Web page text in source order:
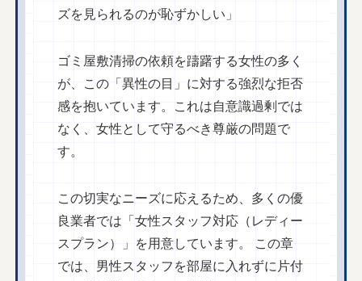
ズを見られるのが恥ずかしい」
ゴミ屋敷清掃の依頼を躊躇する女性の多く
が、この「異性の目」に対する強烈な拒否
感を抱いています。これは自意識過剰では
なく、女性として守るべき尊厳の問題で
す。
この切実なニーズに応えるため、多くの優
良業者では「女性スタッフ対応（レディー
スプラン）」を用意しています。 この章
では、男性スタッフを部屋に入れずに片付